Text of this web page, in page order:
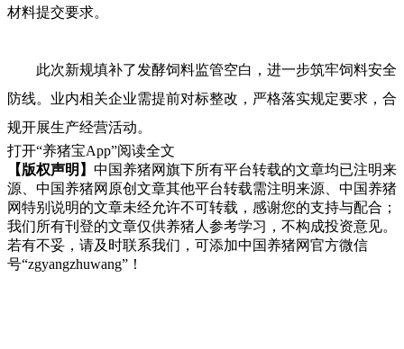
材料提交要求。
此次新规填补了发酵饲料监管空白，进一步筑牢饲料安全
防线。业内相关企业需提前对标整改，严格落实规定要求，合
规开展生产经营活动。
打开“养猪宝App”阅读全文
【版权声明】 中国养猪网旗下所有平台转载的文章均已注明来
源、中国养猪网原创文章其他平台转载需注明来源、中国养猪
网特别说明的文章未经允许不可转载，感谢您的支持与配合；
我们所有刊登的文章仅供养猪人参考学习，不构成投资意见。
若有不妥，请及时联系我们，可添加中国养猪网官方微信
号“zgyangzhuwang”！